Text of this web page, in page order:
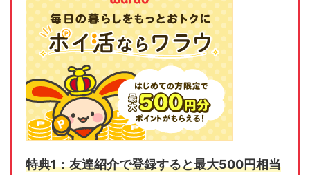
特典1：友達紹介で登録すると最大500円相当